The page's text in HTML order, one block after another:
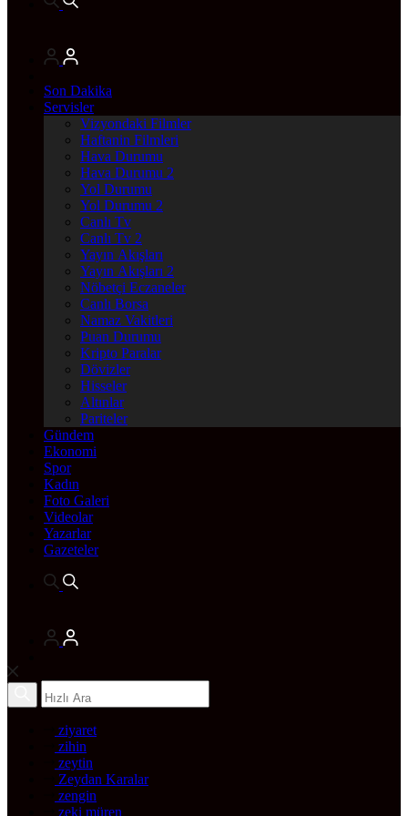
Son Dakika
Servisler
Vizyondaki Filmler
Haftanin Filmleri
Hava Durumu
Hava Durumu 2
Yol Durumu
Yol Durumu 2
Canlı Tv
Canlı Tv 2
Yayın Akışları
Yayın Akışları 2
Nöbetçi Eczaneler
Canlı Borsa
Namaz Vakitleri
Puan Durumu
Kripto Paralar
Dövizler
Hisseler
Altınlar
Pariteler
Gündem
Ekonomi
Spor
Kadın
Foto Galeri
Videolar
Yazarlar
Gazeteler
ziyaret
zihin
zeytin
Zeydan Karalar
zengin
zeki müren